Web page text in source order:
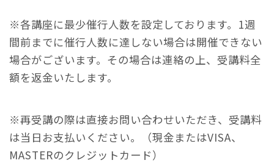
※各講座に最少催行人数を設定しております。1週
間前までに催行人数に達しない場合は開催できない
場合がございます。その場合は連絡の上、受講料全
額を返金いたします。
※再受講の際は直接お問い合わせいただき、受講料
は当日お支払いください。（現金またはVISA、
MASTERのクレジットカード）